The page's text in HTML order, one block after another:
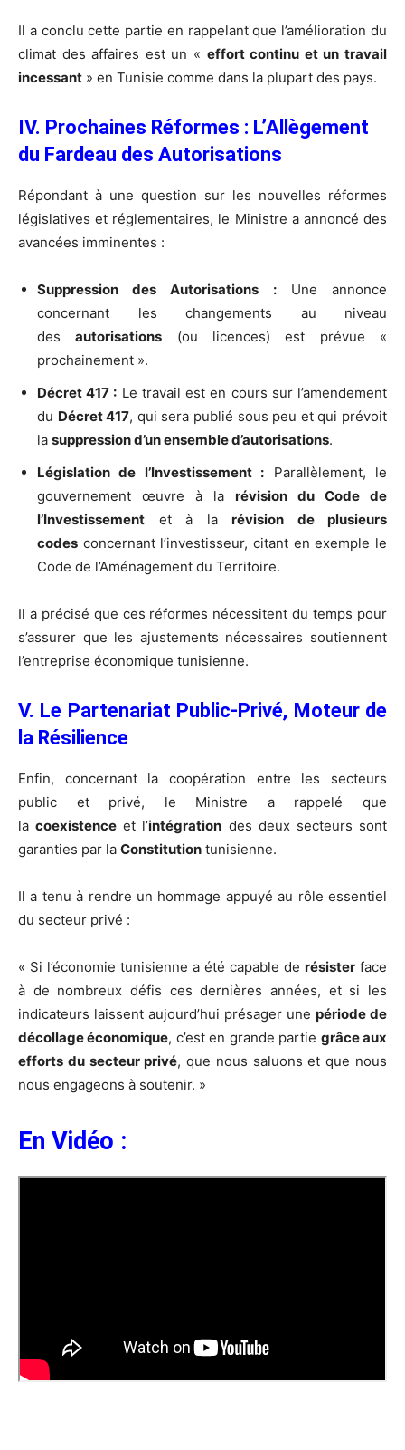
Il a conclu cette partie en rappelant que l’amélioration du
climat des affaires est un « effort continu et un travail
incessant » en Tunisie comme dans la plupart des pays.
IV. Prochaines Réformes : L’Allègement
du Fardeau des Autorisations
Répondant à une question sur les nouvelles réformes
législatives et réglementaires, le Ministre a annoncé des
avancées imminentes :
Suppression des Autorisations :Une annonce
concernant les changements au niveau
desautorisations (ou licences) est prévue «
prochainement ».
Décret 417 : Le travail est en cours sur l’amendement
du Décret 417, qui sera publié sous peu et qui prévoit
la suppression d’un ensemble d’autorisations.
Législation de l’Investissement : Parallèlement, le
gouvernement œuvre à la révision du Code de
l’Investissement et à la révision de plusieurs
codes concernant l’investisseur, citant en exemple le
Code de l’Aménagement du Territoire.
Il a précisé que ces réformes nécessitent du temps pour
s’assurer que les ajustements nécessaires soutiennent
l’entreprise économique tunisienne.
V. Le Partenariat Public-Privé, Moteur de
la Résilience
Enfin, concernant la coopération entre les secteurs
public et privé, le Ministre a rappelé que
lacoexistence et l’intégration des deux secteurs sont
garanties par la Constitution tunisienne.
Il a tenu à rendre un hommage appuyé au rôle essentiel
du secteur privé :
« Si l’économie tunisienne a été capable de résister face
à de nombreux défis ces dernières années, et si les
indicateurs laissent aujourd’hui présager une période de
décollage économique, c’est en grande partie grâce aux
efforts du secteur privé, que nous saluons et que nous
nous engageons à soutenir. »
En Vidéo :